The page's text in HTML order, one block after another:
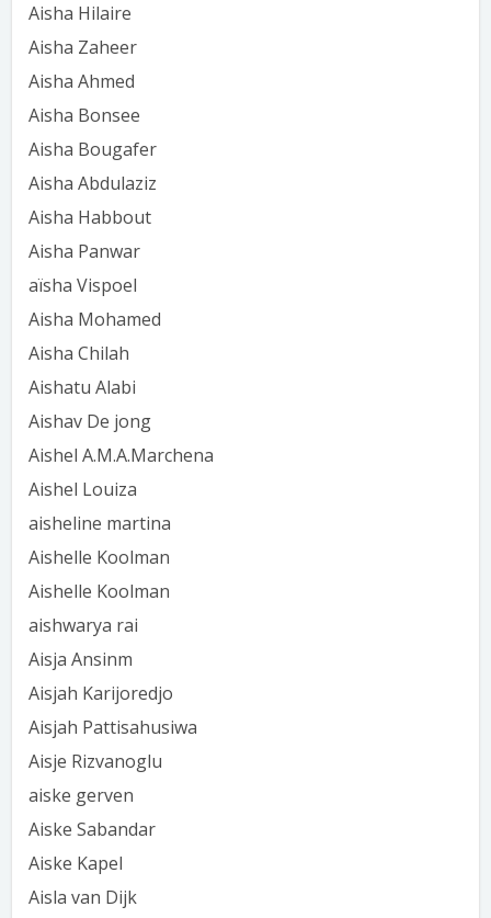
Aisha Hilaire
Aisha Zaheer
Aisha Ahmed
Aisha Bonsee
Aisha Bougafer
Aisha Abdulaziz
Aisha Habbout
Aisha Panwar
aïsha Vispoel
Aisha Mohamed
Aisha Chilah
Aishatu Alabi
Aishav De jong
Aishel A.M.A.Marchena
Aishel Louiza
aisheline martina
Aishelle Koolman
Aishelle Koolman
aishwarya rai
Aisja Ansinm
Aisjah Karijoredjo
Aisjah Pattisahusiwa
Aisje Rizvanoglu
aiske gerven
Aiske Sabandar
Aiske Kapel
Aisla van Dijk